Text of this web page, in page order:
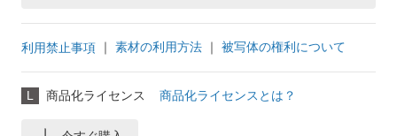
利用禁止事項 ｜ 素材の利用方法 ｜ 被写体の権利について
L 商品化ライセンス 商品化ライセンスとは？